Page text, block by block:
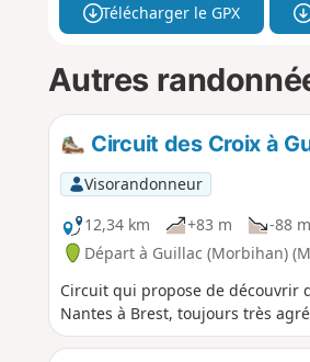
Télécharger le GPX
Autres
Circuit des Croix à
Visorandonneur
12,34 km
+83 m -88 m
Départ à Guillac (Morbihan)
Circuit qui propose de découvrir
Nantes à Brest, toujours très